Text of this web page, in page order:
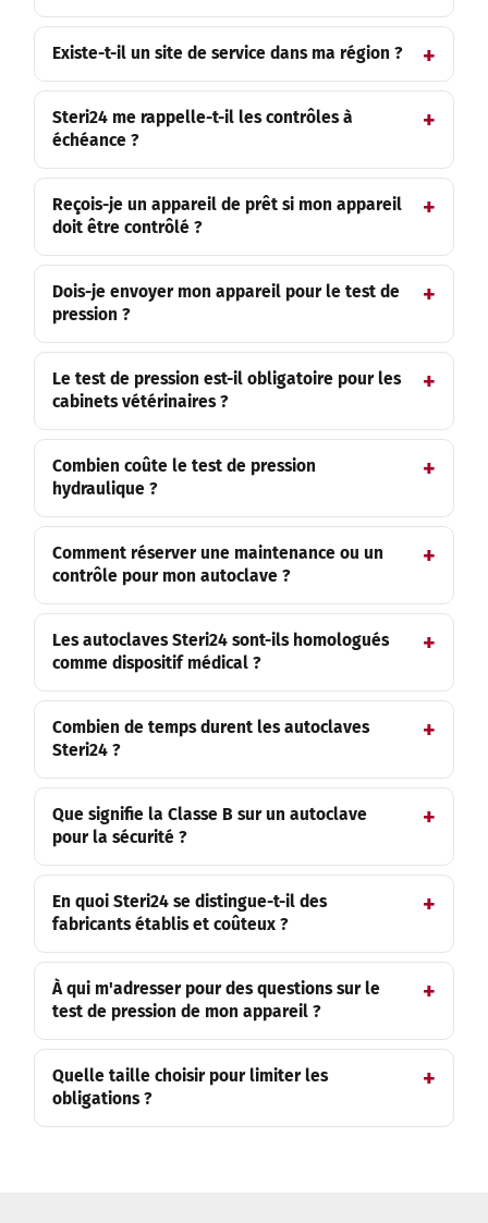
Existe-t-il un site de service dans ma région ?
Steri24 me rappelle-t-il les contrôles à
échéance ?
Reçois-je un appareil de prêt si mon appareil
doit être contrôlé ?
Dois-je envoyer mon appareil pour le test de
pression ?
Le test de pression est-il obligatoire pour les
cabinets vétérinaires ?
Combien coûte le test de pression
hydraulique ?
Comment réserver une maintenance ou un
contrôle pour mon autoclave ?
Les autoclaves Steri24 sont-ils homologués
comme dispositif médical ?
Combien de temps durent les autoclaves
Steri24 ?
Que signifie la Classe B sur un autoclave
pour la sécurité ?
En quoi Steri24 se distingue-t-il des
fabricants établis et coûteux ?
À qui m'adresser pour des questions sur le
test de pression de mon appareil ?
Quelle taille choisir pour limiter les
obligations ?